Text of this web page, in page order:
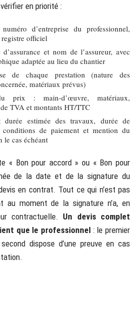
en priorité :
d’entreprise du professionnel,
officiel
et nom de l’assureur, avec
adaptée au lieu du chantier
de chaque prestation (nature des
matériaux prévus)
prix : main-d’œuvre, matériaux,
TVA et montants HT/TTC
estimée des travaux, durée de
de paiement et mention du
le cas échéant
« Bon pour accord » ou « Bon pour
de la date et de la signature du
en contrat. Tout ce qui n’est pas
au moment de la signature n’a, en
contractuelle. Un devis complet
que le professionnel : le premier
dispose d’une preuve en cas